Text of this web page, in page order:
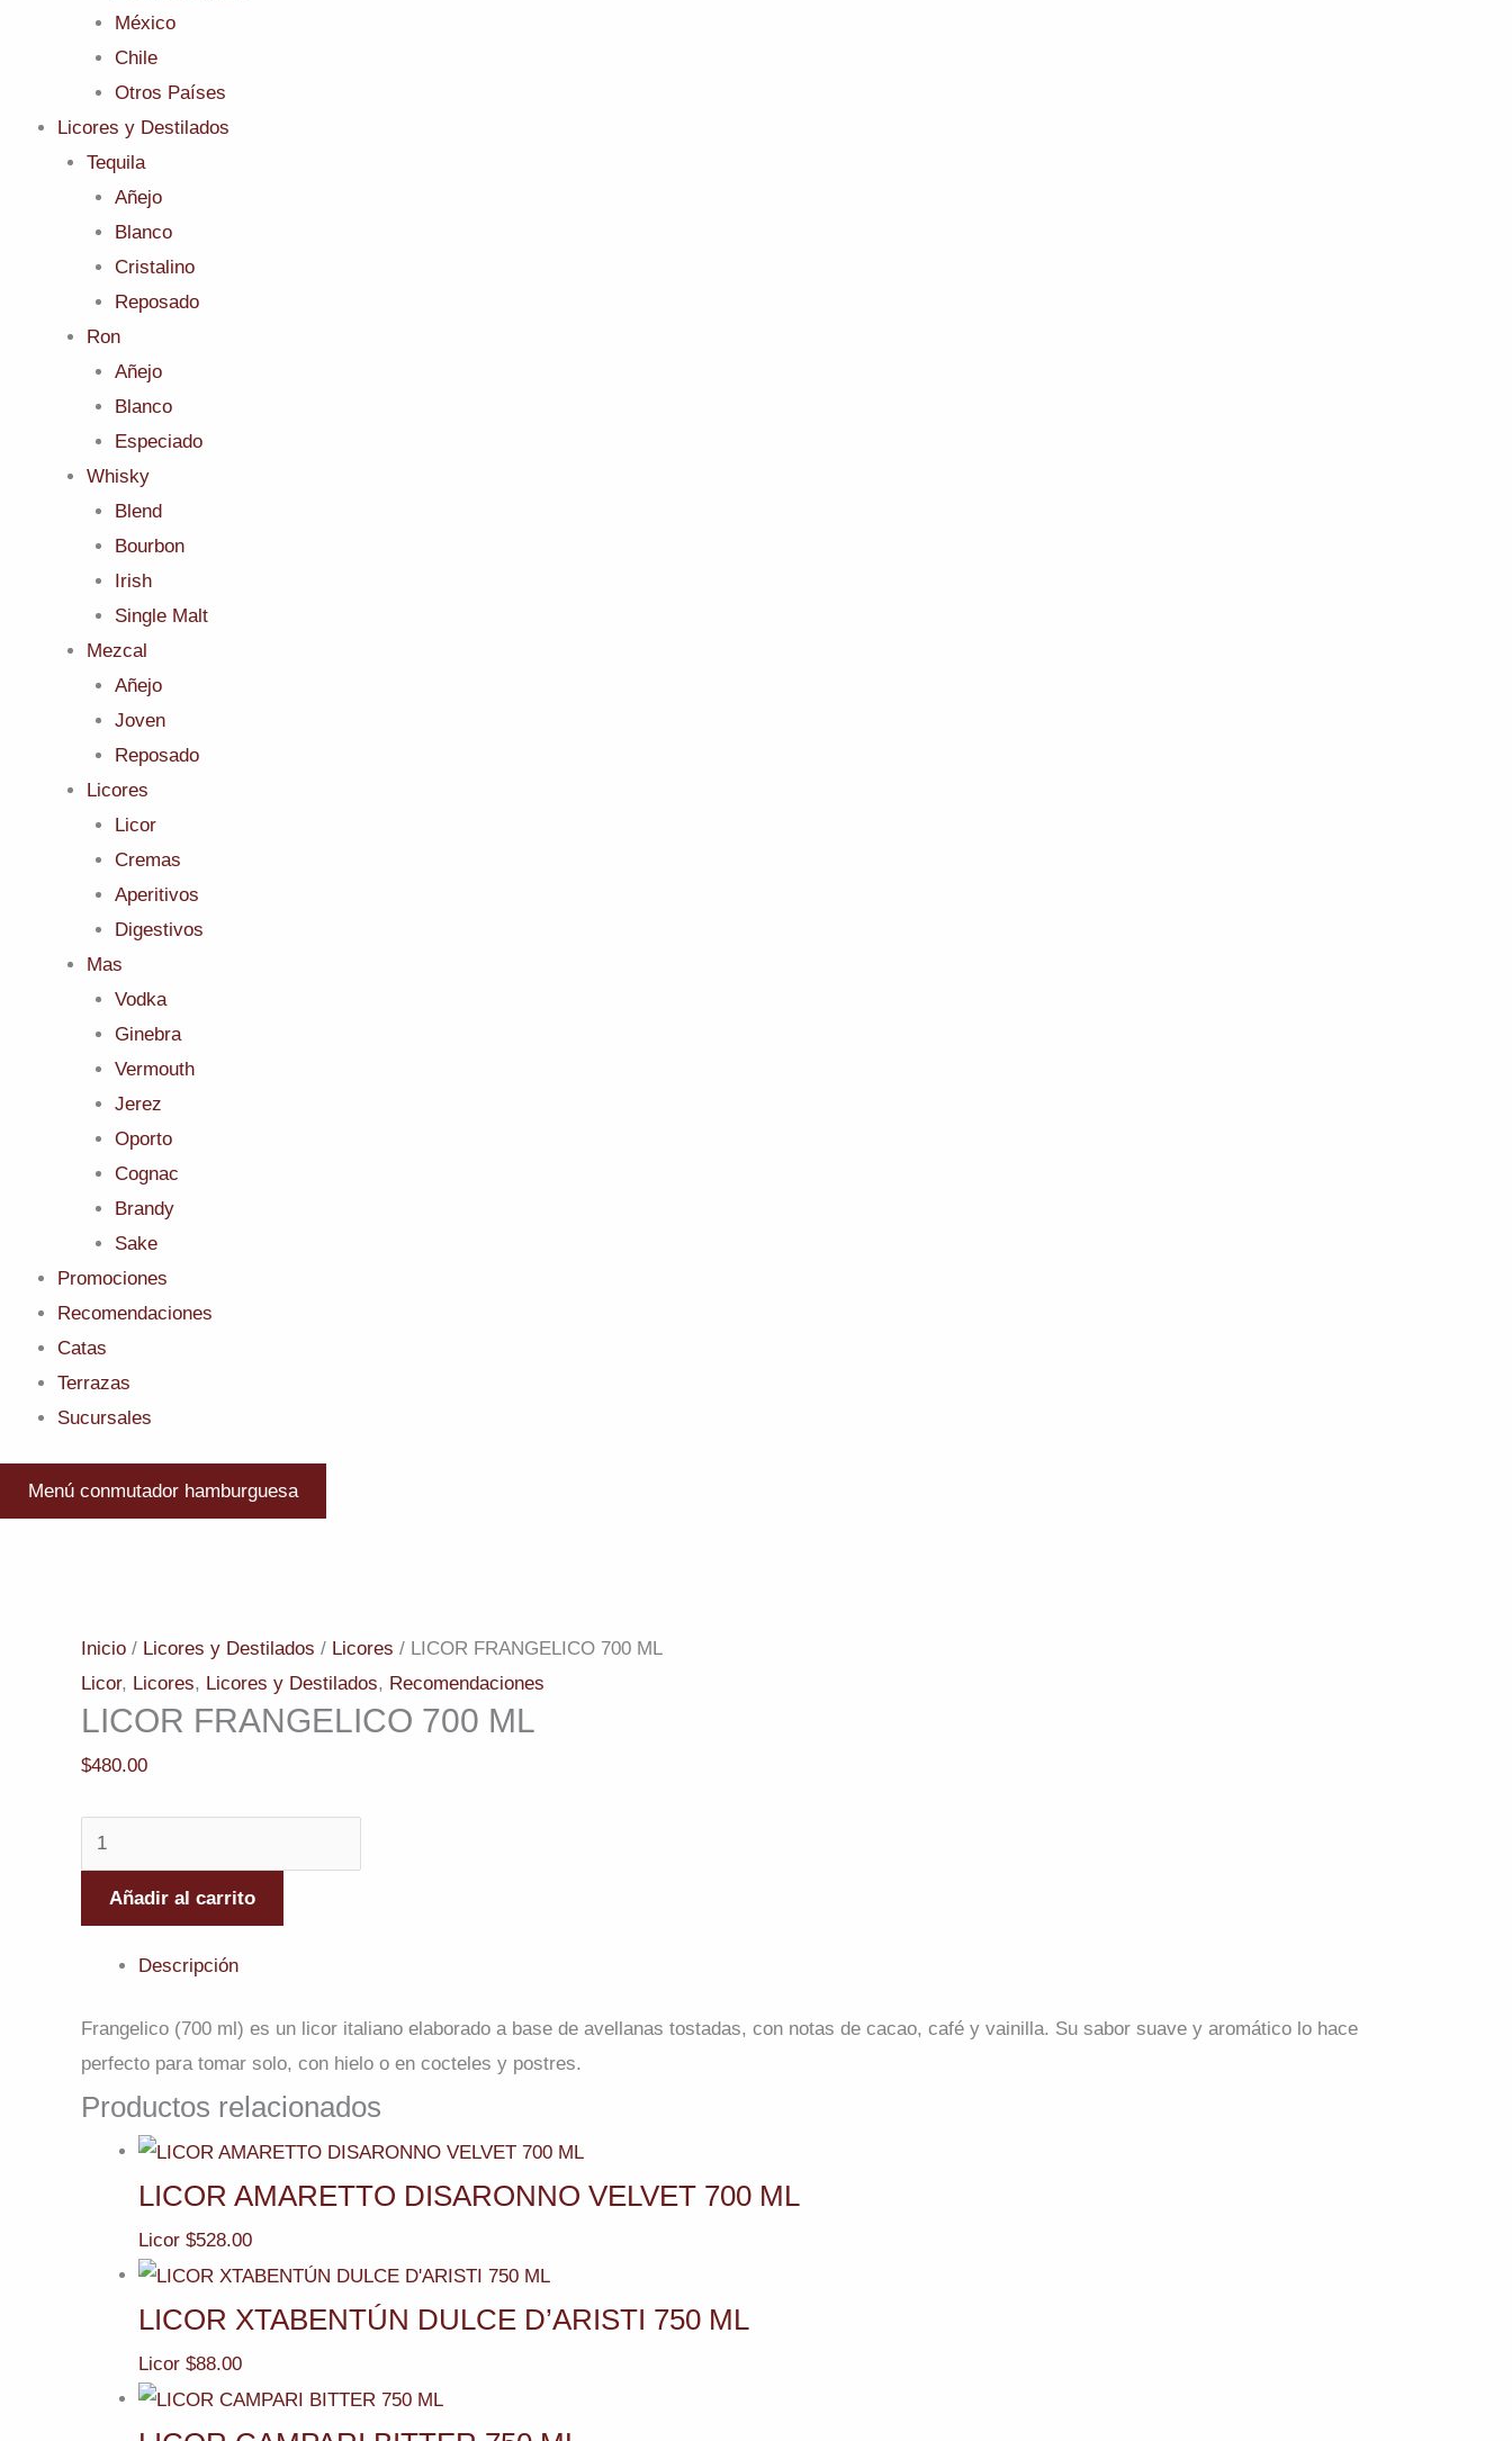
México
Chile
Otros Países
Licores y Destilados
Tequila
Añejo
Blanco
Cristalino
Reposado
Ron
Añejo
Blanco
Especiado
Whisky
Blend
Bourbon
Irish
Single Malt
Mezcal
Añejo
Joven
Reposado
Licores
Licor
Cremas
Aperitivos
Digestivos
Mas
Vodka
Ginebra
Vermouth
Jerez
Oporto
Cognac
Brandy
Sake
Promociones
Recomendaciones
Catas
Terrazas
Sucursales
Menú conmutador hamburguesa
Inicio / Licores y Destilados / Licores / LICOR FRANGELICO 700 ML
Licor, Licores, Licores y Destilados, Recomendaciones
LICOR FRANGELICO 700 ML
$480.00
FRANGELICO
700
Añadir al carrito
Descripción
Frangelico (700 ml) es un licor italiano elaborado a base de avellanas tostadas, con notas de cacao, café y vainilla. Su sabor suave y aromático lo hace
perfecto para tomar solo, con hielo o en cocteles y postres.
Productos relacionados
LICOR AMARETTO DISARONNO VELVET 700 ML
Licor $528.00
LICOR XTABENTÚN DULCE D’ARISTI 750 ML
Licor $88.00